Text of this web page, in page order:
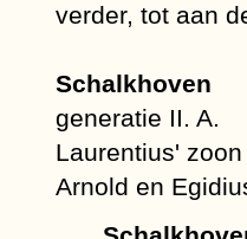
verder, tot aan
Schalkhoven
generatie II. A.
Laurentius'
Arnold en